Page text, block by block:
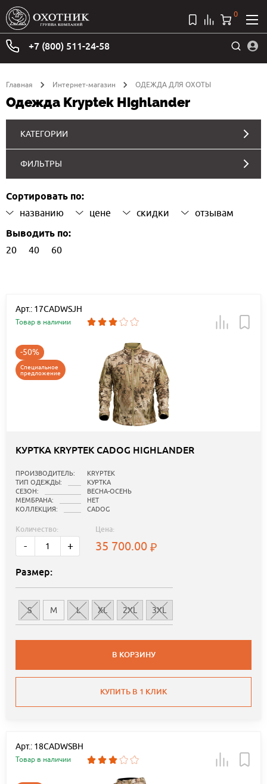
+7 (800) 511-24-58
0
Главная Интернет-магазин ОДЕЖДА ДЛЯ ОХОТЫ
Одежда Kryptek Highlander
КАТЕГОРИИ
ФИЛЬТРЫ
Сортировать по:
названию цене скидки отзывам
Выводить по:
20 40 60
Арт.: 17CADWSJH
Товар в наличии
-50%
Специальное
предложение
КУРТКА KRYPTEK CADOG HIGHLANDER
ПРОИЗВОДИТЕЛЬ:
KRYPTEK
ТИП ОДЕЖДЫ:
КУРТКА
СЕЗОН:
ВЕСНА-ОСЕНЬ
МЕМБРАНА:
НЕТ
КОЛЛЕКЦИЯ:
CADOG
Количество:
- +
Цена:
35 700.00
Размер:
S M L XL 2XL 3XL
В КОРЗИНУ
КУПИТЬ В 1 КЛИК
Арт.: 18CADWSBH
Товар в наличии